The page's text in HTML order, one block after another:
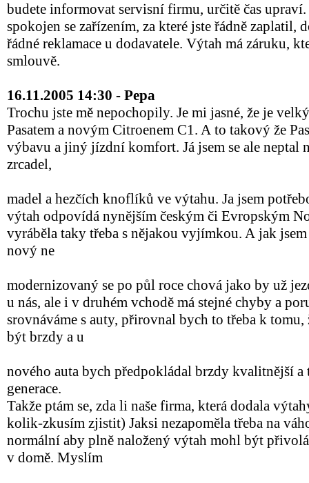
budete informovat servisní firmu, určitě čas
spokojen se zařízením, za které jste řádně zaplatil,
řádné reklamace u dodavatele. Výtah má záruku,
smlouvě.
16.11.2005 14:30 - Pepa
Trochu jste mě nepochopily. Je mi jasné, že je
Pasatem a novým Citroenem C1. A to takový že
výbavu a jiný jízdní komfort. Já jsem se ale neptal
zrcadel,
madel a hezčích knoflíků ve výtahu. Ja jsem
výtah odpovídá nynějším českým či Evropským
vyráběla taky třeba s nějakou vyjímkou. A jak
nový ne
modernizovaný se po půl roce chová jako by už
u nás, ale i v druhém vchodě má stejné chyby a
srovnáváme s auty, přirovnal bych to třeba k
být brzdy a u
nového auta bych předpokládal brzdy kvalitnější a
generace.
Takže ptám se, zda li naše firma, která dodala
kolik-zkusím zjistit) Jaksi nezapoměla třeba na
normální aby plně naložený výtah mohl být
v domě. Myslím